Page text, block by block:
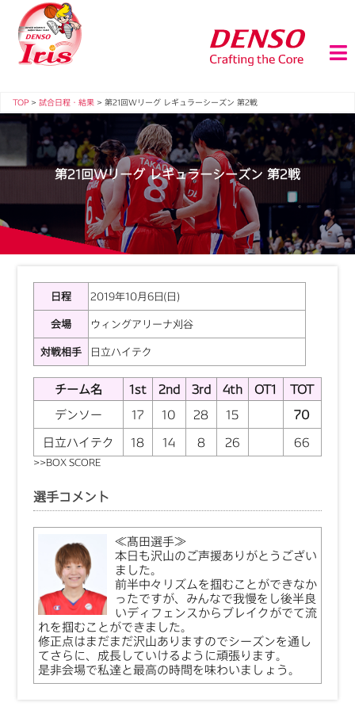
TOP > 試合日程・結果 > 第21回Wリーグ レギュラーシーズン 第2戦
第21回Wリーグ レギュラーシーズン 第2戦
日程
2019年10月6日(日)
会場
ウィングアリーナ刈谷
対戦相手
日立ハイテク
チーム名 1st 2nd 3rd 4th OT1
TOT
デンソー
17 10 28 15
70
日立ハイテク
18 14 8 26 66
>>BOX SCORE
選手コメント
≪髙田選手≫
本日も沢山のご声援ありがとうござい
ました。
前半中々リズムを掴むことができなか
ったですが、みんなで我慢をし後半良
いディフェンスからブレイクがでて流
れを掴むことができました。
修正点はまだまだ沢山ありますのでシーズンを通し
てさらに、成長していけるように頑張ります。
是非会場で私達と最高の時間を味わいましょう。